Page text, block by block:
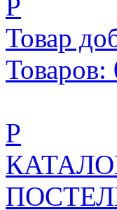
Товар
Товаров:
Р